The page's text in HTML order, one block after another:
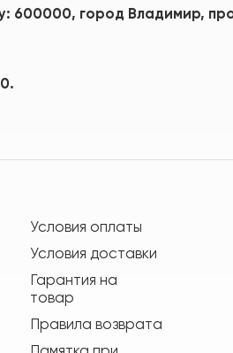
600000, город Владимир,
Условия оплаты
Условия доставки
Гарантия на
товар
Правила возврата